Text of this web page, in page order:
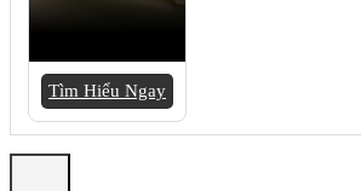
Tìm Hiểu Ngay